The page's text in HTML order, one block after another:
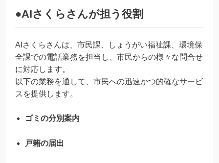
●AIさくらさんが担う役割
AIさくらさんは、市民課、しょうがい福祉課、環境保
全課での電話業務を担当し、市民からの様々な問合せ
に対応します。
以下の業務を通して、市民への迅速かつ的確なサービ
スを提供します。
ゴミの分別案内
戸籍の届出